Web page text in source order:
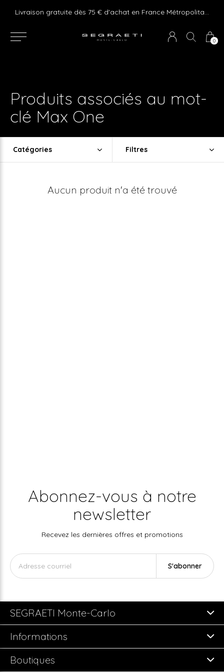
0
Livraison gratuite dès 75 € d'achat en France Métropolitaine et Monaco (hors mobilier)
Produits associés au mot-
clé Max One
Catégories Filtres
Aucun produit n'a été trouvé
Abonnez-vous à notre
newsletter
Recevez les dernières offres et promotions
S'abonner
SEGRAETI Monte-Carlo
Informations
Boutiques